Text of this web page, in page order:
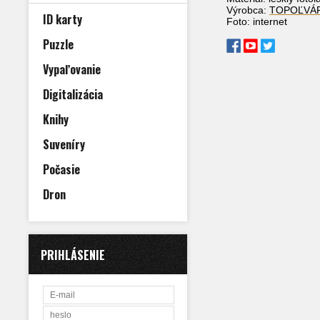
ID karty
Puzzle
Vypaľovanie
Digitalizácia
Knihy
Suveníry
Počasie
Dron
PRIHLÁSENIE
Výrobca:
Foto: internet